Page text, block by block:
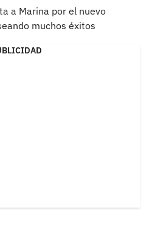
a Marina por el nuevo
muchos éxitos